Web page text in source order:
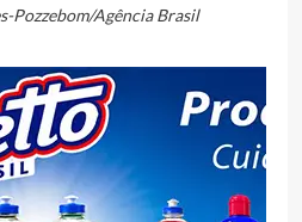
Pozzebom/Agência Brasil